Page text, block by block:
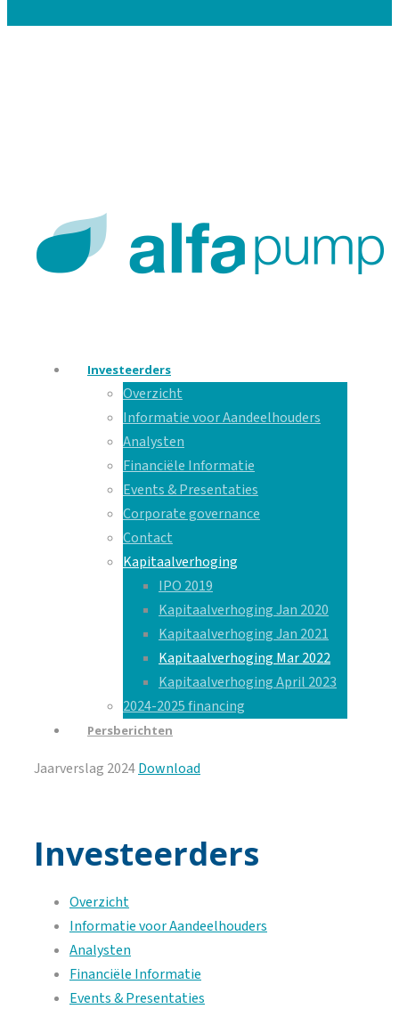
Investeerders
Overzicht
Informatie voor Aandeelhouders
Analysten
Financiële Informatie
Events & Presentaties
Corporate governance
Contact
Kapitaalverhoging
IPO 2019
Kapitaalverhoging Jan 2020
Kapitaalverhoging Jan 2021
Kapitaalverhoging Mar 2022
Kapitaalverhoging April 2023
2024-2025 financing
Persberichten
Jaarverslag 2024Download
Investeerders
Overzicht
Informatie voor Aandeelhouders
Analysten
Financiële Informatie
Events & Presentaties